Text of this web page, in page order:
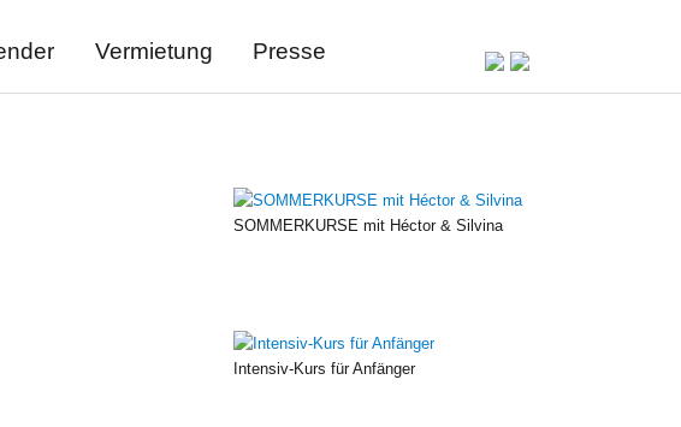
Vermietung Presse
SOMMERKURSE mit Héctor & Silvina
Intensiv-Kurs für Anfänger